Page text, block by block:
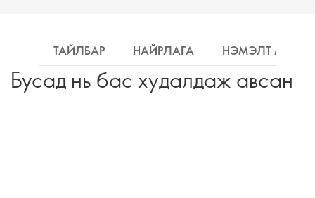
ТАЙЛБАР НАЙРЛАГА НЭМЭЛТ
Бусад нь бас худалдаж авсан